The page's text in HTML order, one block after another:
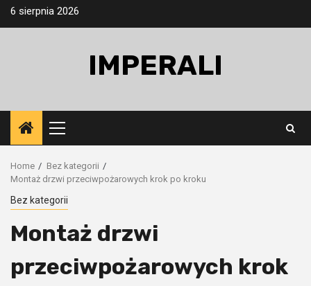
Skip6 sierpnia 2026
IMPERALI
Primary
Menu
Home
Bez kategorii
Montaż drzwi przeciwpożarowych krok po kroku
Bez kategorii
Montaż drzwi
przeciwpożarowych krok